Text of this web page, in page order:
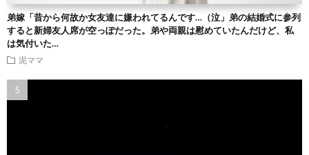
弟嫁「昔から何故か女友達に嫌われてるんです…（泣」弟の結婚式に参列
すると新婦友人席が空っぽだった。弟や両親は慰めていたんだけど、私
は気付いた…
泥ママ